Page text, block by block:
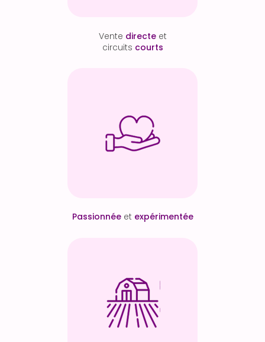
Vente directe et
circuits courts
Passionnée et expérimentée